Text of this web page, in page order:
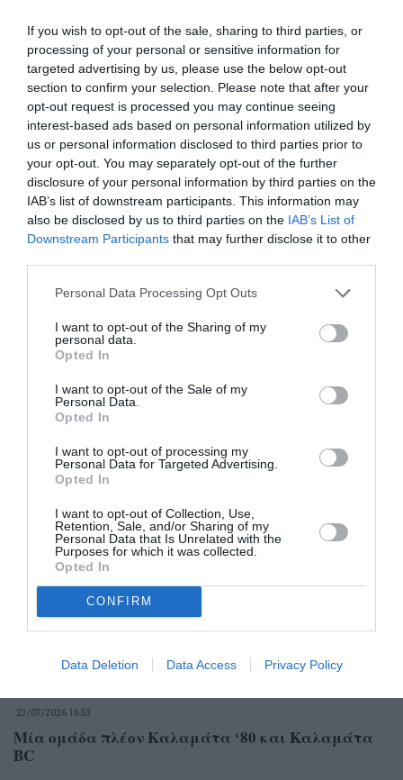
If you wish to opt-out of the sale, sharing to third parties, or
processing of your personal or sensitive information for
targeted advertising by us, please use the below opt-out
section to confirm your selection. Please note that after your
opt-out request is processed you may continue seeing
interest-based ads based on personal information utilized by
us or personal information disclosed to third parties prior to
your opt-out. You may separately opt-out of the further
disclosure of your personal information by third parties on the
IAB’s list of downstream participants. This information may
also be disclosed by us to third parties on the IAB’s List of
Downstream Participants that may further disclose it to other
Personal Data Processing Opt Outs
I want to opt-out of the Sharing of my
personal data.
Opted In
I want to opt-out of the Sale of my
Personal Data.
Opted In
I want to opt-out of processing my
Personal Data for Targeted Advertising.
Opted In
I want to opt-out of Collection, Use,
Retention, Sale, and/or Sharing of my
Personal Data that Is Unrelated with the
Purposes for which it was collected.
Opted In
CONFIRM
Data Deletion Data Access Privacy Policy
Σχετικά Άρθρα
23/07/2026 16:53
Μία ομάδα πλέον Καλαμάτα ‘80 και Καλαμάτα
BC